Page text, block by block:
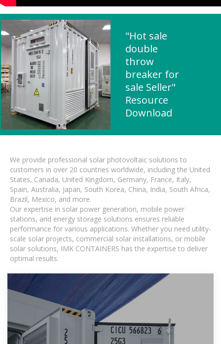
"Hot sale
double
throw
breaker for
sale Seller"
Resource
Download
We provide professional solar photovoltaic solutions to
customers in over 20 countries worldwide, including the United
States, Canada, United Kingdom, Germany, France, Italy,
Spain, Australia, Japan, South Korea, China, India, South Africa,
Brazil, Mexico, and more.
Our expertise in solar power generation, mobile power
stations, and energy storage solutions ensures reliable
performance for various applications. Whether you need utility-
scale solar projects, commercial solar installations, or mobile
solar solutions, IMK CONTAINERS has the expertise to deliver
optimal results.